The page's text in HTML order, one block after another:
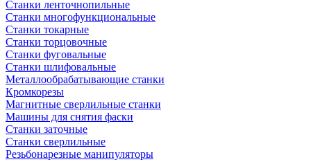
Станки ленточнопильные
Станки многофункциональные
Станки токарные
Станки торцовочные
Станки фуговальные
Станки шлифовальные
Металлообрабатывающие станки
Кромкорезы
Магнитные сверлильные станки
Машины для снятия фаски
Станки заточные
Станки сверлильные
Резьбонарезные манипуляторы